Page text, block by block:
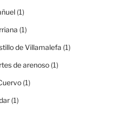
(1)
(1)
de Villamalefa (1)
de arenoso(1)
(1)
(1)